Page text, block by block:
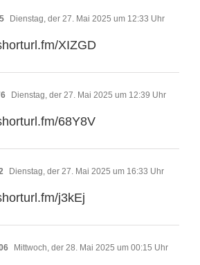
Dienstag, der 27. Mai 2025 um 12:33 Uhr
XIZGD
Dienstag, der 27. Mai 2025 um 12:39 Uhr
68Y8V
Dienstag, der 27. Mai 2025 um 16:33 Uhr
j3kEj
Mittwoch, der 28. Mai 2025 um 00:15 Uhr